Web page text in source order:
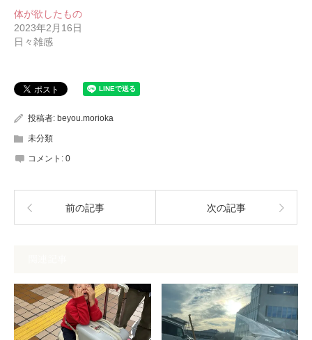
体が欲したもの
2023年2月16日
日々雑感
投稿者: beyou.morioka
未分類
コメント: 0
前の記事 次の記事